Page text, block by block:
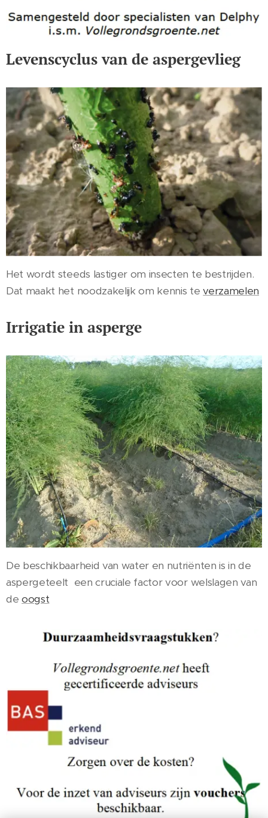
Levenscyclus van de aspergevlieg
Het wordt steeds lastiger om insecten te bestrijden.
Dat maakt het noodzakelijk om kennis teverzamelen
Irrigatie in asperge
De beschikbaarheid van water en nutriënten is in de
aspergeteelt een cruciale factor voor welslagen van
deoogst